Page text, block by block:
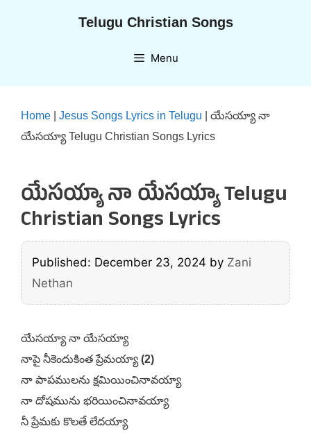
Telugu Christian Songs
Menu
Home Jesus Songs Lyrics in Telugu
యేసయ్యా నా
యేసయ్యా Telugu Christian Songs Lyrics
యేసయ్యా నా యేసయ్యా Telugu
Christian Songs Lyrics
Published: December 23, 2024 by Zani
Nethan
యేసయ్యా నా యేసయ్యా
నాపై నీకెందుకింత ప్రేమయ్యా (2)
నా పాపములను క్షమియించినావయ్యా
నా దోషమును భరియించినావయ్యా
నీ ప్రేమకు కొలతే లేదయ్యా